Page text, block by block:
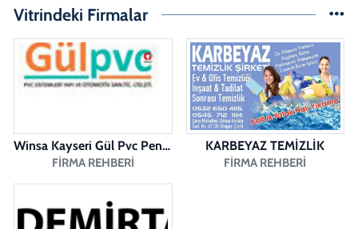
Ada Eczanesi
BAHÇELİEVLER MAH. BAHÇELİEVLER CAD. 3023 SOK. NO:71 B
Pamukkale Aktürk Eczanesi
Vitrindeki Firmalar
Winsa Kayseri Gül Pvc Pencere Kayseri Winsa
FIRMA REHBERI
KARBEYAZ TEMİZLİK
FIRMA REHBERI